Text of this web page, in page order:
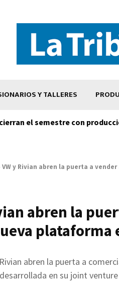
Y TALLERES
el semestre con
VW y Rivian abren la puerta a
abren la
plataforma
abren la puerta a
en su joint